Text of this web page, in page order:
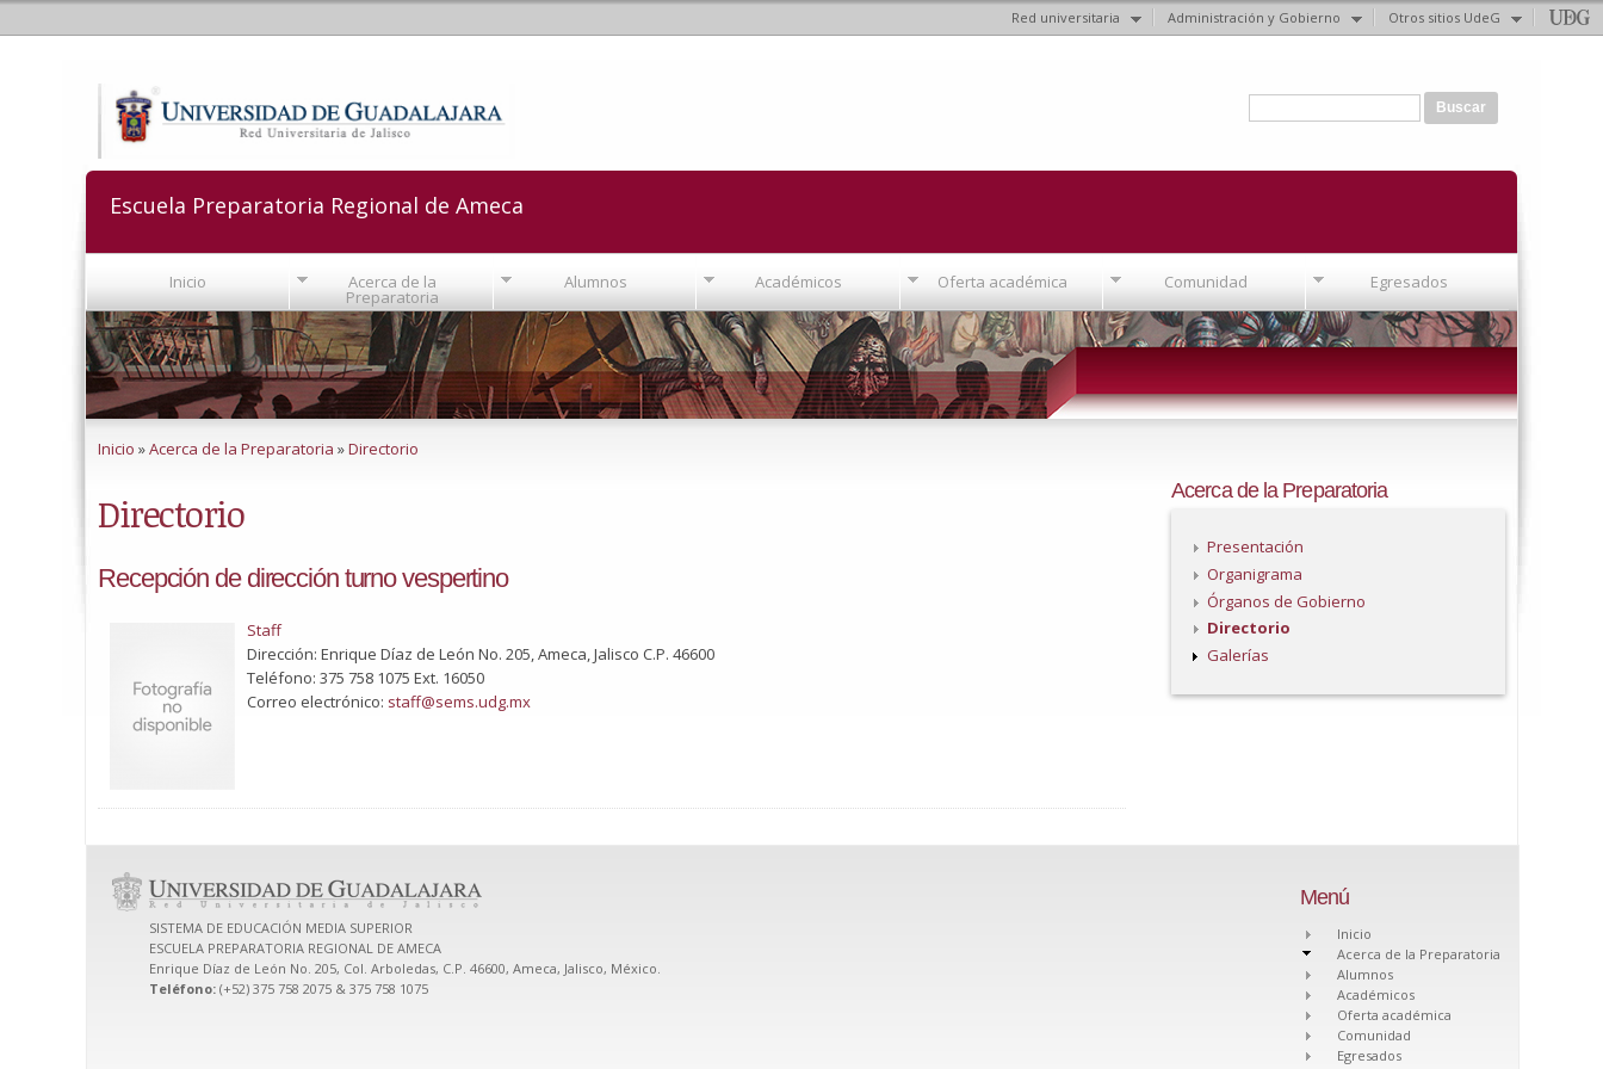
Red universitaria Administración y Gobierno Otros sitios UdeG
Formulario de búsqueda
Escuela Preparatoria Regional de Ameca
Inicio Acerca de la
Preparatoria
Alumnos Académicos Oferta académica Comunidad Egresados
Inicio »Acerca de la Preparatoria »Directorio
Directorio
Recepción de dirección turno vespertino
Staff
Dirección: Enrique Díaz de León No. 205, Ameca, Jalisco C.P. 46600
Teléfono: 375 758 1075 Ext. 16050
Correo electrónico: staff@sems.udg.mx
Acerca de la Preparatoria
Presentación
Organigrama
Órganos de Gobierno
Directorio
Galerías
SISTEMA DE EDUCACIÓN MEDIA SUPERIOR
ESCUELA PREPARATORIA REGIONAL DE AMECA
Enrique Díaz de León No. 205, Col. Arboledas, C.P. 46600, Ameca, Jalisco, México.
Teléfono: (+52) 375 758 2075 & 375 758 1075
Menú
Inicio
Acerca de la Preparatoria
Alumnos
Académicos
Oferta académica
Comunidad
Egresados